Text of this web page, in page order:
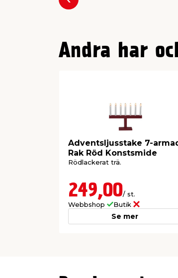
Föregående
Andra har
Adventsljusstake 7-
Rak Röd Konstsmide
Rödlackerat trä.
249,00/ st.
Webbshop
Butik
Se mer